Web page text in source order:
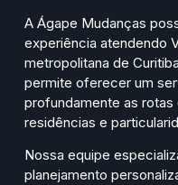
A Ágape Mudanças
experiência atendendo
metropolitana de
permite oferecer um
profundamente as
residências e
Nossa equipe
planejamento